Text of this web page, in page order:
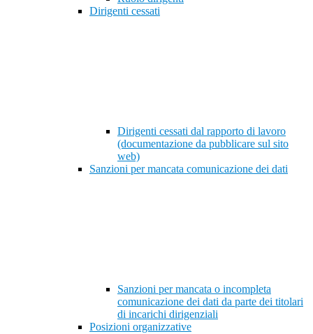
Dirigenti cessati
Dirigenti cessati dal rapporto di lavoro
(documentazione da pubblicare sul sito
web)
Sanzioni per mancata comunicazione dei dati
Sanzioni per mancata o incompleta
comunicazione dei dati da parte dei titolari
di incarichi dirigenziali
Posizioni organizzative